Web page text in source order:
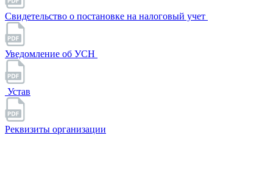
Свидетельство о постановке на налоговый учет
Уведомление об УСН
Устав
Реквизиты организации